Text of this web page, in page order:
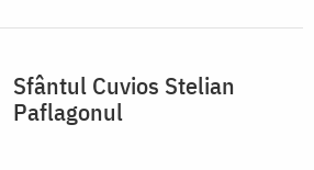
Sfântul Cuvios Stelian
Paflagonul